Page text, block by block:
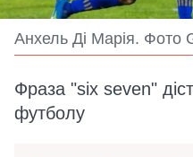
Анхель Ді Марія. Фото
Фраза "six seven"
футболу